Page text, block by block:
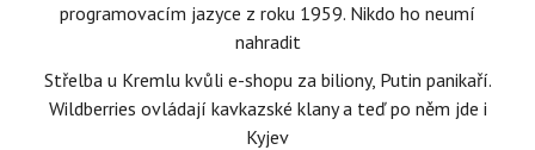
programovacím jazyce z roku 1959. Nikdo ho neumí
nahradit
Střelba u Kremlu kvůli e-shopu za biliony, Putin panikaří.
Wildberries ovládají kavkazské klany a teď po něm jde i
Kyjev